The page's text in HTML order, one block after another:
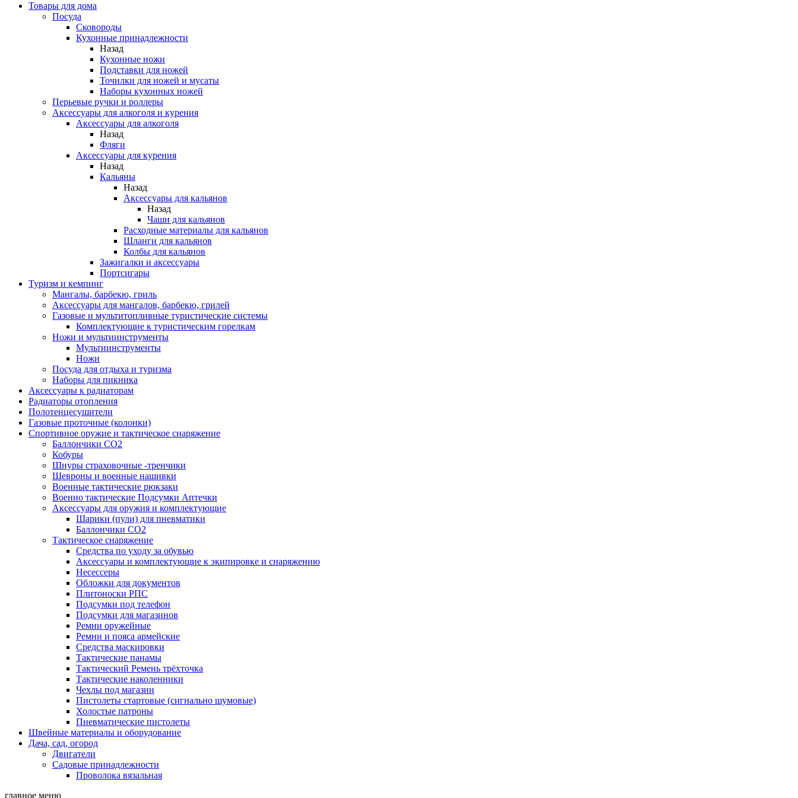
Товары для дома
Посуда
Сковороды
Кухонные принадлежности
Назад
Кухонные ножи
Подставки для ножей
Точилки для ножей и мусаты
Наборы кухонных ножей
Перьевые ручки и роллеры
Аксессуары для алкоголя и курения
Аксессуары для алкоголя
Назад
Фляги
Аксессуары для курения
Назад
Кальяны
Назад
Аксессуары для кальянов
Назад
Чаши для кальянов
Расходные материалы для кальянов
Шланги для кальянов
Колбы для кальянов
Зажигалки и аксессуары
Портсигары
Туризм и кемпинг
Мангалы, барбекю, гриль
Аксессуары для мангалов, барбекю, грилей
Газовые и мультитопливные туристические системы
Комплектующие к туристическим горелкам
Ножи и мультиинструменты
Мультиинструменты
Ножи
Посуда для отдыха и туризма
Наборы для пикника
Аксессуары к радиаторам
Радиаторы отопления
Полотенцесушители
Газовые проточные (колонки)
Спортивное оружие и тактическое снаряжение
Баллончики CO2
Кобуры
Шнуры страховочные -тренчики
Шевроны и военные нашивки
Военные тактические рюкзаки
Военно тактические Подсумки Аптечки
Аксессуары для оружия и комплектующие
Шарики (пули) для пневматики
Баллончики CO2
Тактическое снаряжение
Средства по уходу за обувью
Аксессуары и комплектующие к экипировке и снаряжению
Несессеры
Обложки для документов
Плитоноски РПС
Подсумки под телефон
Подсумки для магазинов
Ремни оружейные
Ремни и пояса армейские
Средства маскировки
Тактические панамы
Тактический Ремень трёхточка
Тактические наколенники
Чехлы под магазин
Пистолеты стартовые (сигнально шумовые)
Холостые патроны
Пневматические пистолеты
Швейные материалы и оборудование
Дача, сад, огород
Двигатели
Садовые принадлежности
Проволока вязальная
главное меню